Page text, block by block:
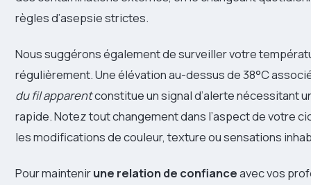
règles d’asepsie strictes.
Nous suggérons également de surveiller votre
régulièrement. Une élévation au-dessus de 38°C
du fil apparentconstitue un signal d’alerte nécessitant
rapide. Notez tout changement dans l’aspect de votre
les modifications de couleur, texture ou sensations
Pour maintenirune relation de confianceavec vos